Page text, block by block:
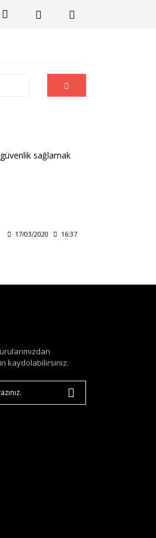
sağlamak
17/03/2020 16:37
kaydolabilirsiniz.